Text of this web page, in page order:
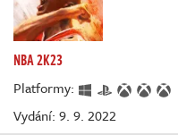
NBA 2K23
Platformy:
Vydání: 9. 9. 2022